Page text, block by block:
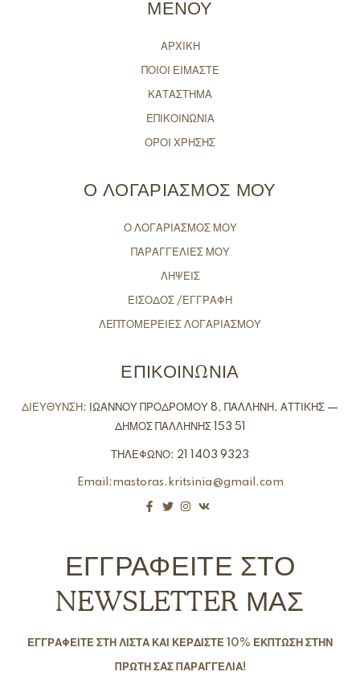
ΜΕΝΟΥ
ΑΡΧΙΚΗ
ΠΟΙΟΙ ΕΙΜΑΣΤΕ
ΚΑΤΑΣΤΗΜΑ
ΕΠΙΚΟΙΝΩΝΙΑ
ΟΡΟΙ ΧΡΗΣΗΣ
Ο ΛΟΓΑΡΙΑΣΜΟΣ ΜΟΥ
Ο ΛΟΓΑΡΙΑΣΜΟΣ ΜΟΥ
ΠΑΡΑΓΓΕΛΙΕΣ ΜΟΥ
ΛΗΨΕΙΣ
ΕΙΣΟΔΟΣ /ΕΓΓΡΑΦΗ
ΛΕΠΤΟΜΕΡΕΙΕΣ ΛΟΓΑΡΙΑΣΜΟΥ
ΕΠΙΚΟΙΝΩΝΙΑ
ΔΙΕΥΘΥΝΣΗ:
ΙΩΑΝΝΟΥ ΠΡΟΔΡΟΜΟΥ 8, ΠΑΛΛΗΝΗ, ΑΤΤΙΚΗΣ —
ΔΗΜΟΣ ΠΑΛΛΗΝΗΣ 153 51
ΤΗΛΕΦΩΝΟ: 21 1403 9323
Email:mastoras.kritsinia@gmail.com
ΕΓΓΡΑΦΕΙΤΕ ΣΤΟ
NEWSLETTER ΜΑΣ
ΕΓΓΡΑΦΕΙΤΕ ΣΤΗ ΛΙΣΤΑ ΚΑΙ ΚΕΡΔΙΣΤΕ 10% ΕΚΠΤΩΣΗ ΣΤΗΝ
ΠΡΩΤΗ ΣΑΣ ΠΑΡΑΓΓΕΛΙΑ!